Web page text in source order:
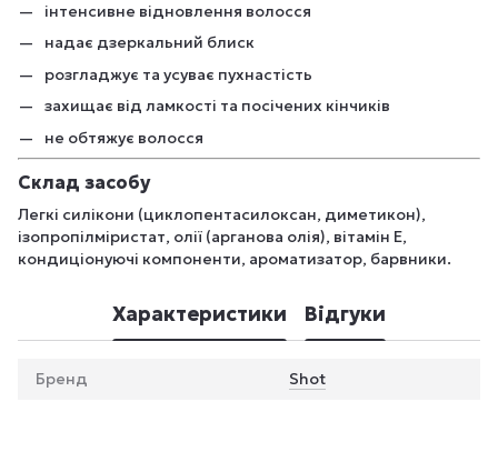
інтенсивне відновлення волосся
надає дзеркальний блиск
розгладжує та усуває пухнастість
захищає від ламкості та посічених кінчиків
не обтяжує волосся
Склад засобу
Легкі силікони (циклопентасилоксан, диметикон),
ізопропілміристат, олії (арганова олія), вітамін Е,
кондиціонуючі компоненти, ароматизатор, барвники.
Характеристики Відгуки
Бренд Shot